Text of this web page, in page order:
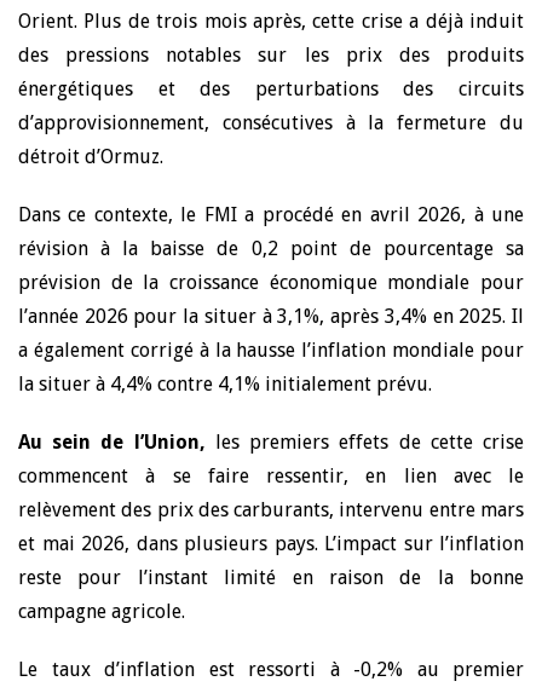
Orient. Plus de trois mois après, cette crise a déjà induit
des pressions notables sur les prix des produits
énergétiques et des perturbations des circuits
d’approvisionnement, consécutives à la fermeture du
détroit d’Ormuz.
Dans ce contexte, le FMI a procédé en avril 2026, à une
révision à la baisse de 0,2 point de pourcentage sa
prévision de la croissance économique mondiale pour
l’année 2026 pour la situer à 3,1%, après 3,4% en 2025. Il
a également corrigé à la hausse l’inflation mondiale pour
la situer à 4,4% contre 4,1% initialement prévu.
Au sein de l’Union, les premiers effets de cette crise
commencent à se faire ressentir, en lien avec le
relèvement des prix des carburants, intervenu entre mars
et mai 2026, dans plusieurs pays. L’impact sur l’inflation
reste pour l’instant limité en raison de la bonne
campagne agricole.
Le taux d’inflation est ressorti à -0,2% au premier